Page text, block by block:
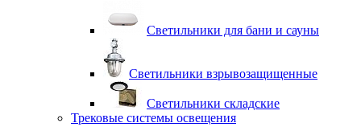
Светильники для бани и сауны
Светильники взрывозащищенные
Светильники складские
Трековые системы освещения